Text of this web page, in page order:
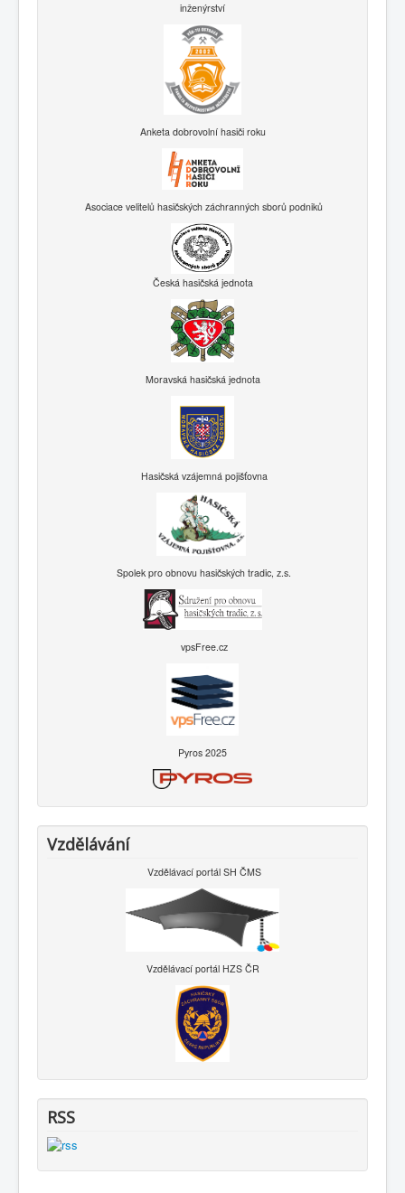
inženýrství
Anketa dobrovolní hasiči roku
Asociace velitelů hasičských záchranných sborů podniků
Česká hasičská jednota
Moravská hasičská jednota
Hasičská vzájemná pojišťovna
Spolek pro obnovu hasičských tradic, z.s.
vpsFree.cz
Pyros 2025
Vzdělávání
Vzdělávací portál SH ČMS
Vzdělávací portál HZS ČR
RSS